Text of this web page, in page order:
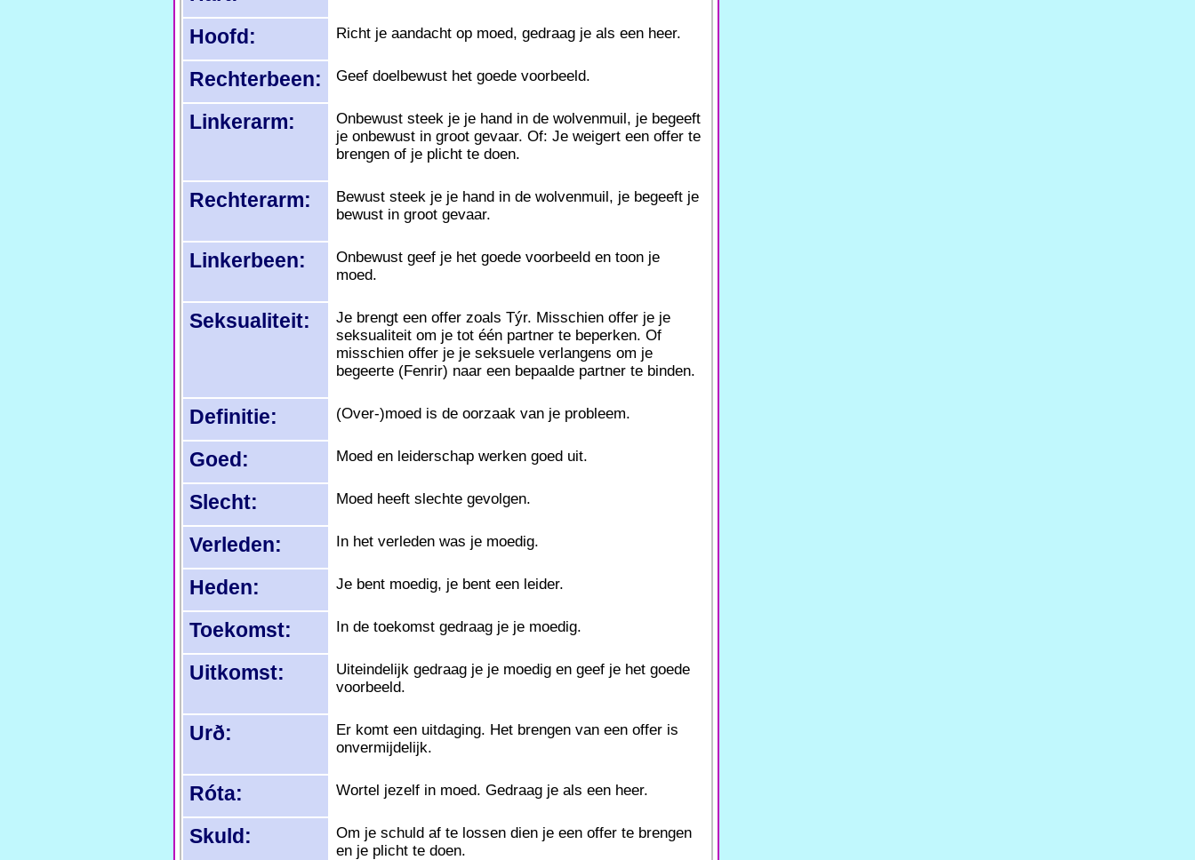
Hoofd: Richt je aandacht op moed, gedraag je als een heer.
Rechterbeen: Geef doelbewust het goede voorbeeld.
Linkerarm:
Onbewust steek je je hand in de wolvenmuil, je begeeft
je onbewust in groot gevaar. Of: Je weigert een offer te
brengen of je plicht te doen.
Rechterarm:
Bewust steek je je hand in de wolvenmuil, je begeeft je
bewust in groot gevaar.
Linkerbeen:
Onbewust geef je het goede voorbeeld en toon je
moed.
Seksualiteit:
Je brengt een offer zoals Týr. Misschien offer je je
seksualiteit om je tot één partner te beperken. Of
misschien offer je je seksuele verlangens om je
begeerte (Fenrir) naar een bepaalde partner te binden.
Definitie: (Over-)moed is de oorzaak van je probleem.
Goed: Moed en leiderschap werken goed uit.
Slecht: Moed heeft slechte gevolgen.
Verleden: In het verleden was je moedig.
Heden: Je bent moedig, je bent een leider.
Toekomst: In de toekomst gedraag je je moedig.
Uitkomst:
Uiteindelijk gedraag je je moedig en geef je het goede
voorbeeld.
Urð:
Er komt een uitdaging. Het brengen van een offer is
onvermijdelijk.
Róta: Wortel jezelf in moed. Gedraag je als een heer.
Skuld:
Om je schuld af te lossen dien je een offer te brengen
en je plicht te doen.